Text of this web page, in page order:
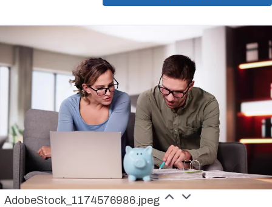
AdobeStock_1174576986.jpeg